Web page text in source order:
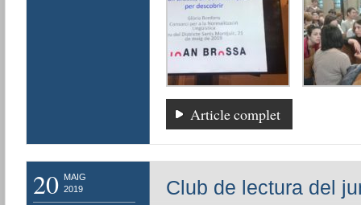
Article complet
20
MAIG
2019
Club de lectura del